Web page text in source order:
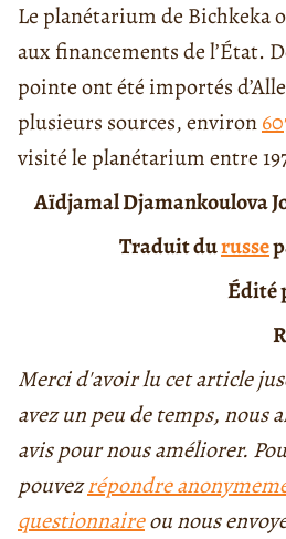
Le planétarium de Bichkeka
aux financements de l’État.
pointe ont été importés
plusieurs sources, environ
visité le planétarium entre
Aïdjamal Djamankoulova
Traduit durusse
Édité
Merci d'avoir lu cet article
avez un peu de temps, nous
avis pour nous améliorer.
pouvezrépondre
questionnaireou nous